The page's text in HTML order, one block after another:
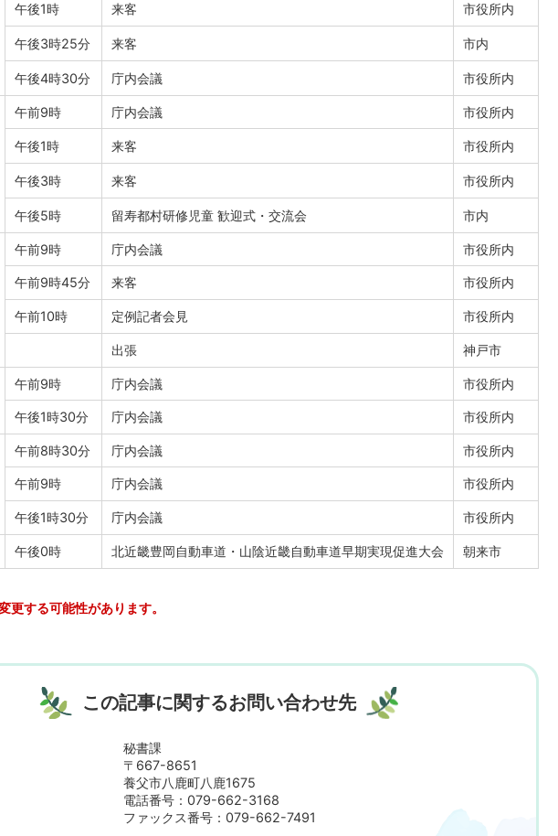
午後1時 来客 市役所内
午後3時25分 来客 市内
午後4時30分 庁内会議 市役所内
午前9時 庁内会議 市役所内
午後1時 来客 市役所内
午後3時 来客 市役所内
午後5時 留寿都村研修児童 歓迎式・交流会 市内
午前9時 庁内会議 市役所内
午前9時45分 来客 市役所内
午前10時 定例記者会見 市役所内
出張 神戸市
午前9時 庁内会議 市役所内
午後1時30分 庁内会議 市役所内
午前8時30分 庁内会議 市役所内
午前9時 庁内会議 市役所内
午後1時30分 庁内会議 市役所内
午後0時 北近畿豊岡自動車道・山陰近畿自動車道早期実現促進大会 朝来市
更する可能性があります。
この記事に関するお問い合わせ先
秘書課
〒667-8651
養父市八鹿町八鹿1675
電話番号：079-662-3168
ファックス番号：079-662-7491